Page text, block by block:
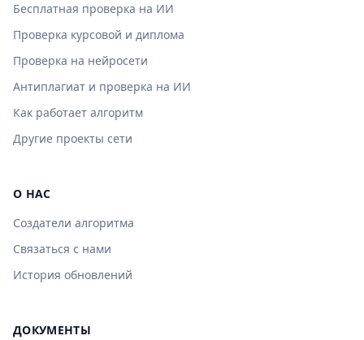
Бесплатная проверка на ИИ
Проверка курсовой и диплома
Проверка на нейросети
Антиплагиат и проверка на ИИ
Как работает алгоритм
Другие проекты сети
О НАС
Создатели алгоритма
Связаться с нами
История обновлений
ДОКУМЕНТЫ